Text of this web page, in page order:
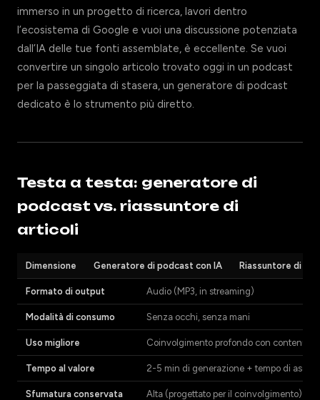
immerso in un progetto di ricerca, lavori dentro
l’ecosistema di Google e vuoi una discussione potenziata
dall’IA delle tue fonti assemblate, è eccellente. Se vuoi
convertire un singolo articolo trovato oggi in un podcast
per la passeggiata di stasera, un generatore di podcast
dedicato è lo strumento più diretto.
Testa a testa: generatore di
podcast vs. riassuntore di
articoli
Dimensione Generatore di podcast con IA Riassuntore di
Formato di output Audio (MP3, in streaming)
Modalità di consumo Senza occhi, senza mani
Uso migliore Coinvolgimento profondo con contenuto
Tempo al valore 2-5 min di generazione + tempo di
Sfumatura conservata Alta (progettato per il coinvolgimento)